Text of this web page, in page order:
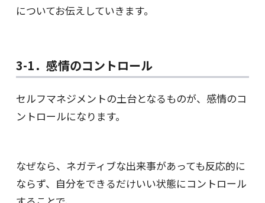
についてお伝えしていきます。
3-1．感情のコントロール
セルフマネジメントの土台となるものが、感情のコ
ントロールになります。
なぜなら、ネガティブな出来事があっても反応的に
ならず、自分をできるだけいい状態にコントロール